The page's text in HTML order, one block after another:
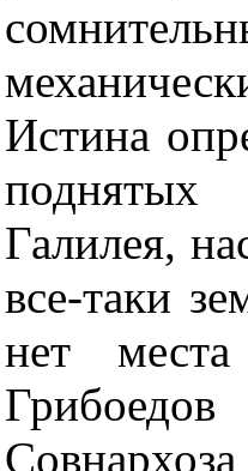
Истина
Галилея,
все-таки
нет